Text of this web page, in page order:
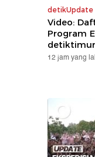
detikUpdate
Video:
Program
12 jam yang